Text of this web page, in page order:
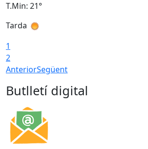
T.Min: 21°
Tarda
1
2
AnteriorSegüent
Butlletí digital